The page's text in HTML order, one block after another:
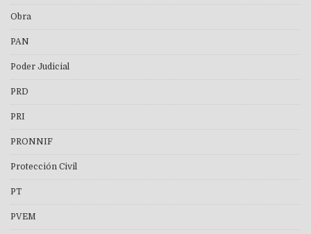
Obra
PAN
Poder Judicial
PRD
PRI
PRONNIF
Protección Civil
PT
PVEM